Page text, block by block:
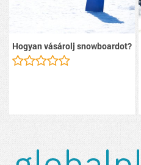
Hogyan vásárolj snowboardot?